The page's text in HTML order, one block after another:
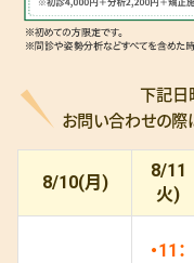
下記日
お問い合わせの際
8/10(月)
8/11
火)
・11：